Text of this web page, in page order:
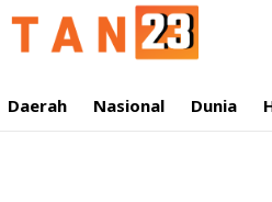
Daerah Nasional Dunia